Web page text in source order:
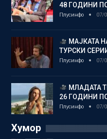
48 ГОДИНИ
Плусинфо 07/
МАЈКАТА
ТУРСКИ
Плусинфо 07/
МЛАДАТА
26 ГОДИНИ
Плусинфо 07/
Хумор